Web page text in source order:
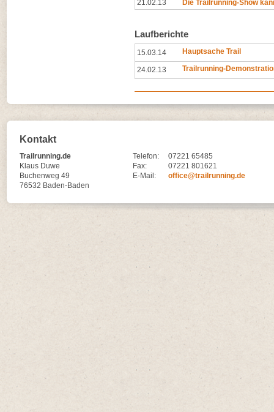
21.02.13
Die Trailrunning-Show
Laufberichte
15.03.14 Hauptsache Trail
24.02.13 Trailrunning-
Kontakt
Trailrunning.de
Klaus Duwe
Buchenweg 49
76532 Baden-Baden
Telefon:
07221 65485
Fax:
07221 801621
E-Mail:
office@trailrunning.de